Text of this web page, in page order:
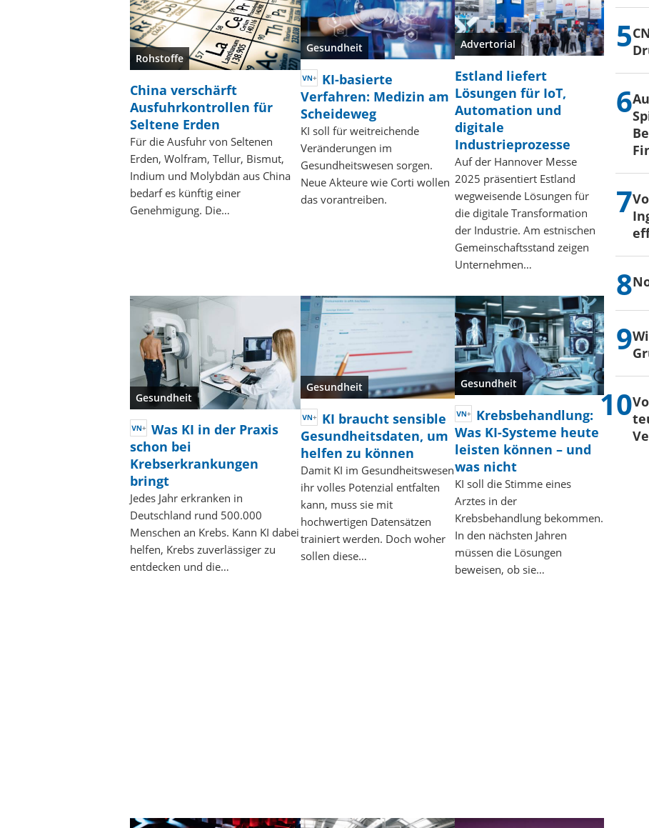
Rohstoffe
China verschärft
Ausfuhrkontrollen für
Seltene Erden
Für die Ausfuhr von Seltenen
Erden, Wolfram, Tellur, Bismut,
Indium und Molybdän aus China
bedarf es künftig einer
Genehmigung. Die…
Gesundheit
KI-basierte
Verfahren: Medizin am
Scheideweg
KI soll für weitreichende
Veränderungen im
Gesundheitswesen sorgen.
Neue Akteure wie Corti wollen
das vorantreiben.
Advertorial
Estland liefert
Lösungen für IoT,
Automation und
digitale
Industrieprozesse
Auf der Hannover Messe
2025 präsentiert Estland
wegweisende Lösungen für
die digitale Transformation
der Industrie. Am estnischen
Gemeinschaftsstand zeigen
Unternehmen…
Gesundheit
Was KI in der Praxis
schon bei
Krebserkrankungen
bringt
Jedes Jahr erkranken in
Deutschland rund 500.000
Menschen an Krebs. Kann KI dabei
helfen, Krebs zuverlässiger zu
entdecken und die…
Gesundheit
KI braucht sensible
Gesundheitsdaten, um
helfen zu können
Damit KI im Gesundheitswesen
ihr volles Potenzial entfalten
kann, muss sie mit
hochwertigen Datensätzen
trainiert werden. Doch woher
sollen diese…
Gesundheit
Krebsbehandlung:
Was KI-Systeme heute
leisten können – und
was nicht
KI soll die Stimme eines
Arztes in der
Krebsbehandlung bekommen.
In den nächsten Jahren
müssen die Lösungen
beweisen, ob sie…